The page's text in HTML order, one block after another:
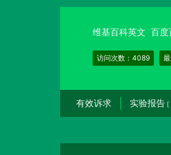
维基百科英文 百度
访问次数：4089
有效诉求 实验报告 [